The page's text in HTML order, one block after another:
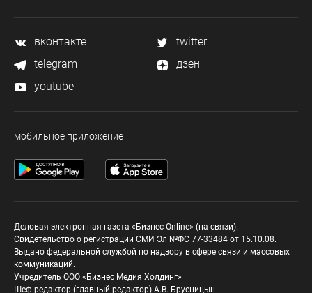
вконтакте
twitter
telegram
дзен
youtube
мобильное приложение
Деловая электронная газета «Бизнес Online» (на связи).
Свидетельство о регистрации СМИ Эл №ФС 77-33484 от 15.10.08.
Выдано федеральной службой по надзору в сфере связи и массовых
коммуникаций.
Учредитель ООО «Бизнес Медия Холдинг»
Шеф-редактор (главный редактор) А.В. Брусницын